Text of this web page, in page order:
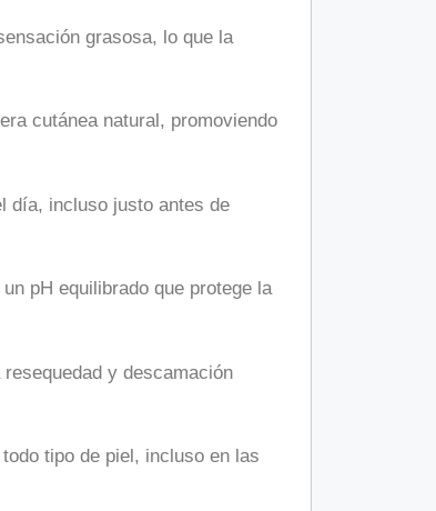
grasosa, lo que la
cutánea natural, promoviendo
día, incluso justo antes de
pH equilibrado que protege la
y descamación
tipo de piel, incluso en las